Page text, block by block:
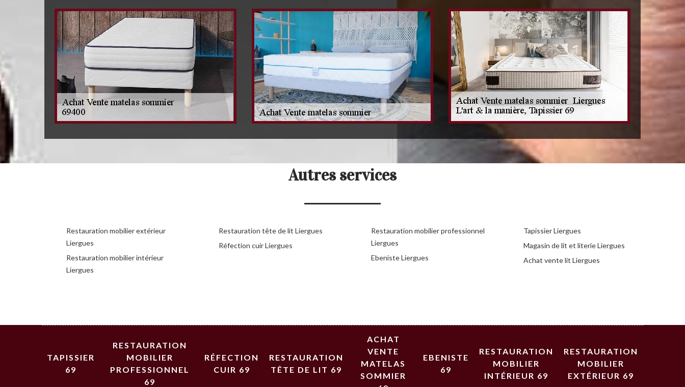
Autres services
Restauration mobilier extérieur
Liergues
Restauration mobilier intérieur
Liergues
Restauration tête de lit Liergues
Réfection cuir Liergues
Restauration mobilier professionnel
Liergues
Ebeniste Liergues
Tapissier Liergues
Magasin de lit et literie Liergues
Achat vente lit Liergues
TAPISSIER
69
RESTAURATION
MOBILIER
PROFESSIONNEL
69
RÉFECTION
CUIR 69
RESTAURATION
TÊTE DE LIT 69
ACHAT
VENTE
MATELAS
SOMMIER
EBENISTE
69
RESTAURATION
MOBILIER
INTÉRIEUR 69
RESTAURATION
MOBILIER
EXTÉRIEUR 69